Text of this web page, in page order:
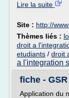
Lire la suite
Site : http://
Thèmes liés :
droit a
etudiants / droit
a l'integration
fiche -
Application du